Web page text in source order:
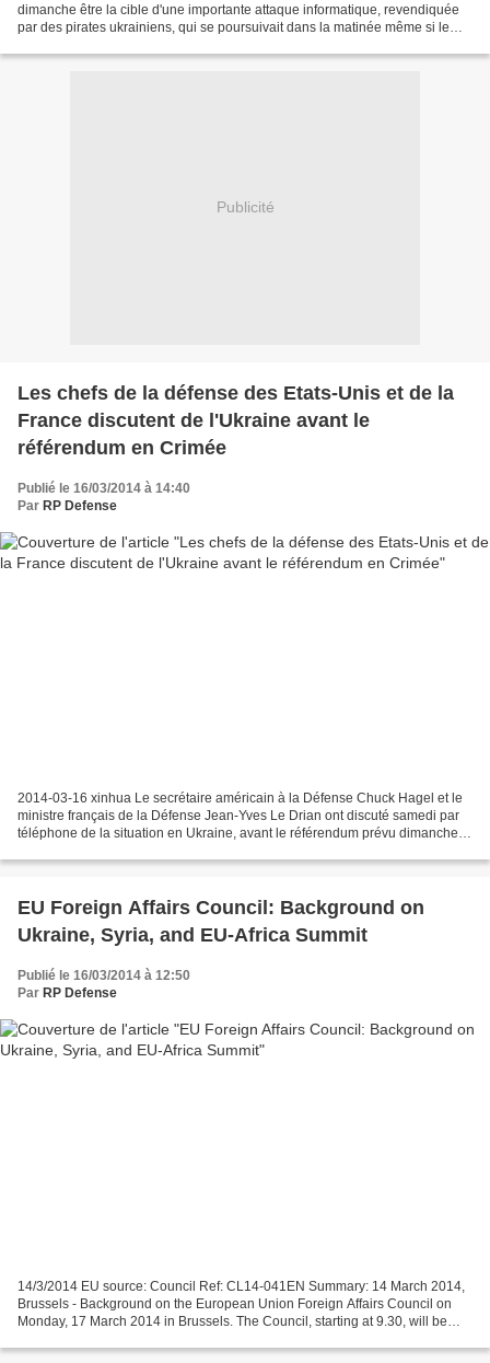
dimanche être la cible d'une importante attaque informatique, revendiquée
par des pirates ukrainiens, qui se poursuivait dans la matinée même si le
Publicité
Les chefs de la défense des Etats-Unis et de la
France discutent de l'Ukraine avant le
référendum en Crimée
Publié le 16/03/2014 à 14:40
Par RP Defense
2014-03-16 xinhua Le secrétaire américain à la Défense Chuck Hagel et le
ministre français de la Défense Jean-Yves Le Drian ont discuté samedi par
téléphone de la situation en Ukraine, avant le référendum prévu dimanche
EU Foreign Affairs Council: Background on
Ukraine, Syria, and EU-Africa Summit
Publié le 16/03/2014 à 12:50
Par RP Defense
14/3/2014 EU source: Council Ref: CL14-041EN Summary: 14 March 2014,
Brussels - Background on the European Union Foreign Affairs Council on
Monday, 17 March 2014 in Brussels. The Council, starting at 9.30, will be